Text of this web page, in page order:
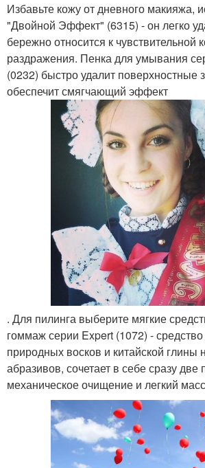
Избавьте кожу от дневного макияжа,
"Двойной Эффект" (6315) - он легко
бережно относится к чувствительной
раздражения. Пенка для умывания
(0232) быстро удалит поверхностные
обеспечит смягчающий эффект
. Для пилинга выберите мягкие
гоммаж серии Expert (1072) -
природных восков и китайской глины
абразивов, сочетает в себе сразу две
механическое очищение и легкий